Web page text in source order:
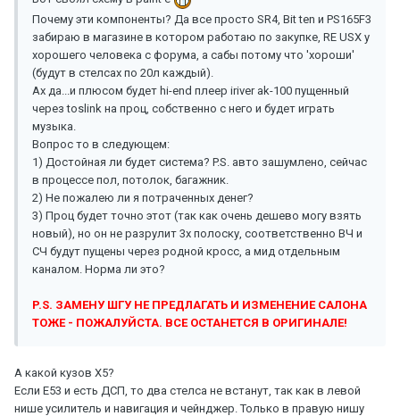
Почему эти компоненты? Да все просто SR4, Bit ten и PS165F3
забираю в магазине в котором работаю по закупке, RE USX у
хорошего человека с форума, а сабы потому что 'хороши'
(будут в стелсах по 20л каждый).
Ах да...и плюсом будет hi-end плеер iriver ak-100 пущенный
через toslink на проц, собственно с него и будет играть
музыка.
Вопрос то в следующем:
1) Достойная ли будет система? P.S. авто зашумлено, сейчас
в процессе пол, потолок, багажник.
2) Не пожалею ли я потраченных денег?
3) Проц будет точно этот (так как очень дешево могу взять
новый), но он не разрулит 3х полоску, соответственно ВЧ и
СЧ будут пущены через родной кросс, а мид отдельным
каналом. Норма ли это?
P.S. ЗАМЕНУ ШГУ НЕ ПРЕДЛАГАТЬ И ИЗМЕНЕНИЕ САЛОНА
ТОЖЕ - ПОЖАЛУЙСТА. ВСЕ ОСТАНЕТСЯ В ОРИГИНАЛЕ!
А какой кузов Х5?
Если Е53 и есть ДСП, то два стелса не встанут, так как в левой
нише усилитель и навигация и чейнджер. Только в правую нишу